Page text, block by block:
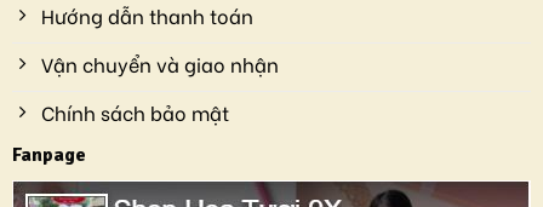
Hướng dẫn thanh toán
Vận chuyển và giao nhận
Chính sách bảo mật
Fanpage